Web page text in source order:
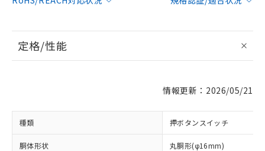
定格/性能
情報更新：2026/05/21
種類 押ボタンスイッチ
胴体形状 丸胴形(φ16mm)